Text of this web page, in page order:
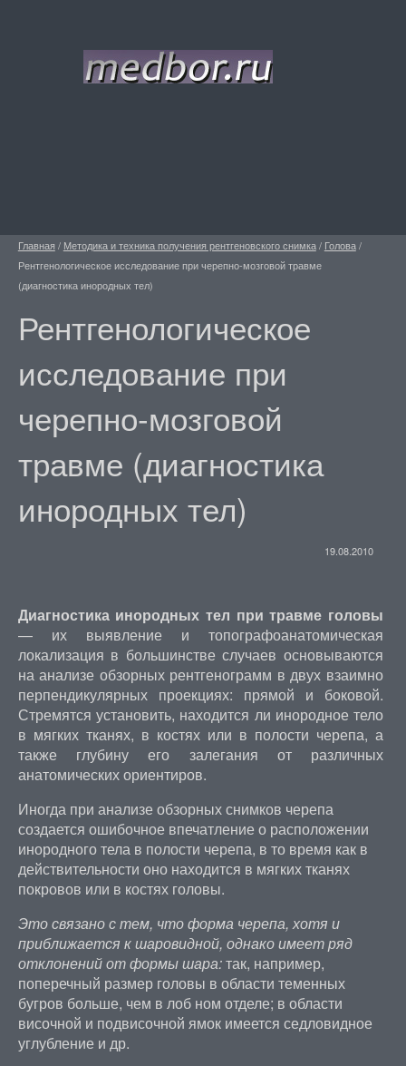
Главная / Методика и техника получения рентгеновского снимка/ Голова/
Рентгенологическое исследование при черепно-мозговой травме
(диагностика инородных тел)
Рентгенологическое
исследование при
черепно-мозговой
травме (диагностика
инородных тел)
19.08.2010
Диагностика инородных тел при травме головы
— их выявление и топографоанатомическая
локализация в большинстве случаев основываются
на анализе обзорных рентгенограмм в двух взаимно
перпендикулярных проекциях: прямой и боковой.
Стремятся установить, находится ли инородное тело
в мягких тканях, в костях или в полости черепа, а
также глубину его залегания от различных
анатомических ориентиров.
Иногда при анализе обзорных снимков черепа
создается ошибочное впечатление о расположении
инородного тела в полости черепа, в то время как в
действительности оно находится в мягких тканях
покровов или в костях головы.
Это связано с тем, что форма черепа, хотя и
приближается к шаровидной, однако имеет ряд
отклонений от формы шара:так, например,
поперечный размер головы в области теменных
бугров больше, чем в лоб ном отделе; в области
височной и подвисочной ямок имеется седловидное
углубление и др.